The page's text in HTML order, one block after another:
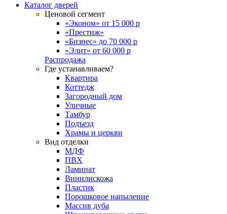
Каталог дверей
Ценовой сегмент
«Эконом» от 15 000 р
«Престиж»
«Бизнес» до 70 000 р
«Элит» от 60 000 р
Распродажа
Где устанавливаем?
Квартира
Коттедж
Загородный дом
Уличные
Тамбур
Подъезд
Храмы и церкви
Вид отделки
МДФ
ПВХ
Ламинат
Винилискожа
Пластик
Порошковое напыление
Массив дуба